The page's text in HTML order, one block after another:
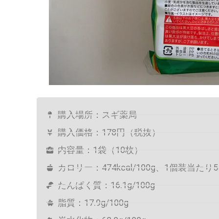
購入場所：スギ薬局
購入価格：178円（税抜）
内容量：1袋（10枚）
カロリー：474kcal/100g、1個装当たり
たんぱく質：16.1g/100g
脂質：17.9g/100g